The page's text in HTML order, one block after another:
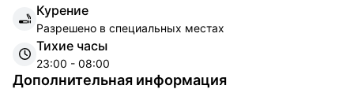
Курение
Разрешено в специальных местах
Тихие часы
23:00 - 08:00
Дополнительная информация